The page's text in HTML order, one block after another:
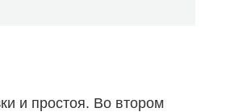
и простоя. Во втором